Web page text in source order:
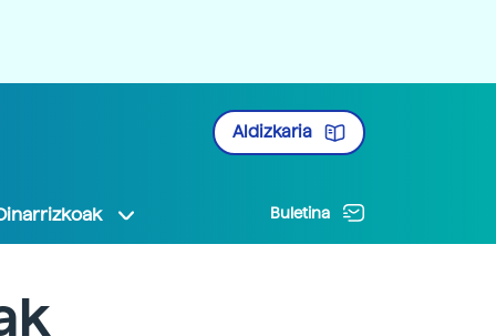
Aldizkaria
Buletina